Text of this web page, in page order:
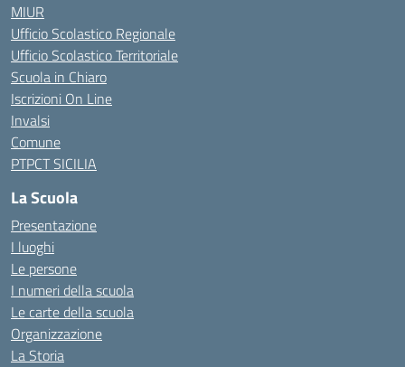
MIUR
Ufficio Scolastico Regionale
Ufficio Scolastico Territoriale
Scuola in Chiaro
Iscrizioni On Line
Invalsi
Comune
PTPCT SICILIA
La Scuola
Presentazione
I luoghi
Le persone
I numeri della scuola
Le carte della scuola
Organizzazione
La Storia